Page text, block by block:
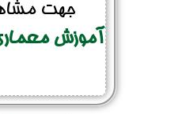
جهت
آموزش